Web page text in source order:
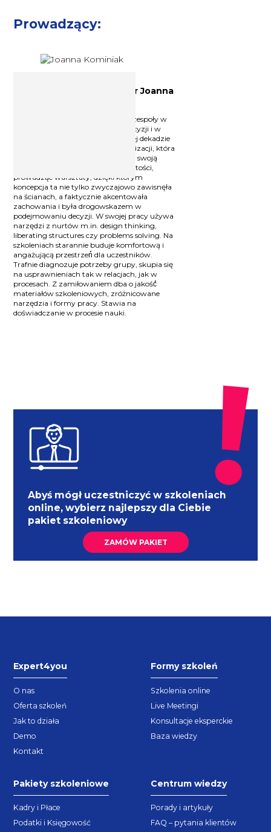
Prowadzący:
Trener biznesu, facylitator Joanna
Wspiera liderów, specjalistów, całe zespoły w
rozwoju oraz w podejmowaniu decyzji i w
wychodzeniu z impasu. W ostatniej dekadzie
brała udział w transformacji organizacji, która
ponad dziesięciokrotnie zwiększyła swoją
załogę. Wdrażała misję, wizję i wartości,
prowadząc warsztaty, dzięki którym
koncepcja ta nie tylko zwyczajowo zawisnęła
na ścianach, a faktycznie akcentowała
zachowania i była drogowskazem w
podejmowaniu decyzji. W swojej pracy używa
narzędzi z nurtów m.in. design thinking,
liberating structures czy problems solving. Na
szkoleniach starannie buduje komfortową i
angażującą przestrzeń́ dla uczestników.
Trafnie diagnozuje potrzeby grupy, skupia się
na usprawnieniach tak w relacjach, jak w
procesach. Z zamiłowaniem dba o jakość́
materiałów szkoleniowych, zróżnicowane
narzędzia i formy pracy. Stawia na
doświadczanie w procesie nauki.
Abyś mógł uczestniczyć w szkoleniach
online, wybierz najlepszy dla Ciebie
pakiet szkoleniowy
ZAMÓW PAKIET
Expert4you
O nas
Oferta szkoleń
Jak to działa
Demo
Kontakt
Formy szkoleń
Szkolenia online
Live Meetingi
Konsultacje eksperckie
Baza wiedzy
Pakiety szkoleniowe
Kadry i Płace
Podatki i Księgowość
Centrum wiedzy
Porady i artykuły
FAQ – pytania klientów